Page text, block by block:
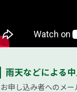
雨天などによる
お申し込み者へのメー